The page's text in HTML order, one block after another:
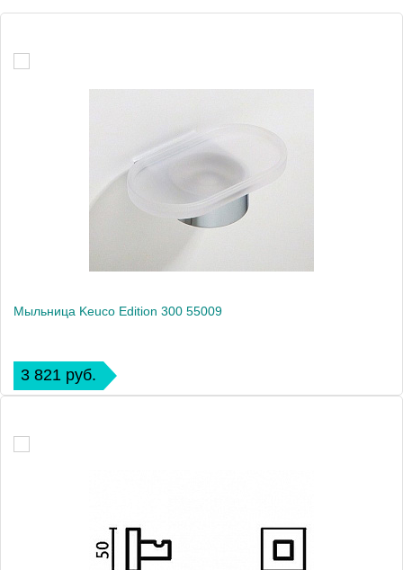
Мыльница Keuco Edition 300 55009
3 821 руб.